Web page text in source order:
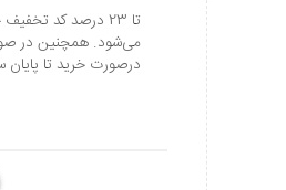
تا 23 درصد کد
می‌شود. همچنین در
درصورت خرید تا پایان سال 15 روز به مدت قرارداد شما اضافه